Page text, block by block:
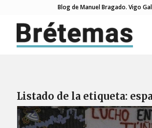
Blog de Manuel Bragado. Vigo
Listado de la etiqueta: